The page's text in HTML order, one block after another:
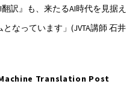
訳』も、来たるAI時代を見据え
なっています」(JVTA講師 石井
Translation Post